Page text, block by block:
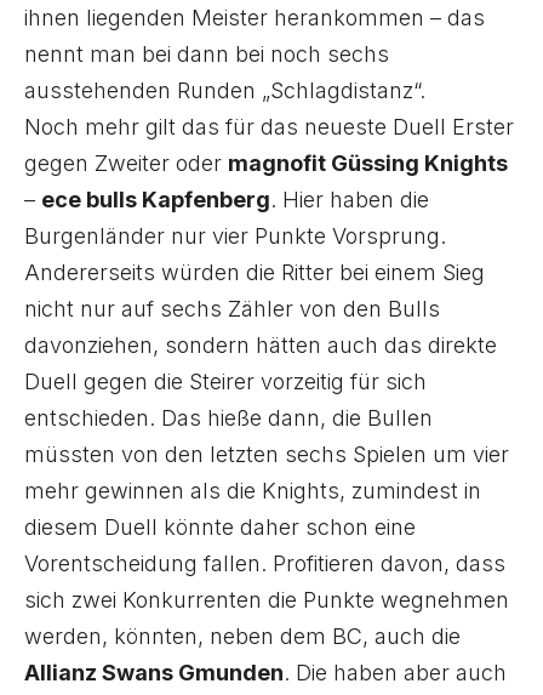
ihnen liegenden Meister herankommen – das
nennt man bei dann bei noch sechs
ausstehenden Runden „Schlagdistanz“.
Noch mehr gilt das für das neueste Duell Erster
gegen Zweiter oder magnofit Güssing Knights
– ece bulls Kapfenberg. Hier haben die
Burgenländer nur vier Punkte Vorsprung.
Andererseits würden die Ritter bei einem Sieg
nicht nur auf sechs Zähler von den Bulls
davonziehen, sondern hätten auch das direkte
Duell gegen die Steirer vorzeitig für sich
entschieden. Das hieße dann, die Bullen
müssten von den letzten sechs Spielen um vier
mehr gewinnen als die Knights, zumindest in
diesem Duell könnte daher schon eine
Vorentscheidung fallen. Profitieren davon, dass
sich zwei Konkurrenten die Punkte wegnehmen
werden, könnten, neben dem BC, auch die
Allianz Swans Gmunden. Die haben aber auch